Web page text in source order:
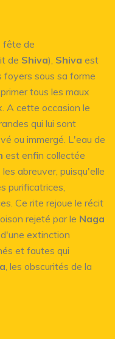
fête de
de Shiva), Shiva est
foyers sous sa forme
tous les maux
A cette occasion le
qui lui sont
ou immergé. L'eau de
est enfin collectée
abreuver, puisqu'elle
purificatrices,
Ce rite rejoue le récit
rejeté par le Naga
d'une extinction
et fautes qui
, les obscurités de la